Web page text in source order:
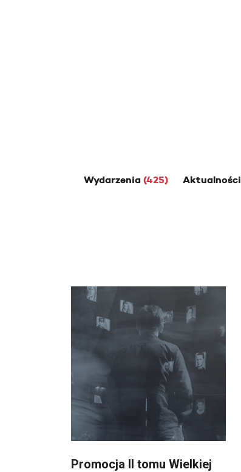
Wydarzenia (425) Aktualności
Promocja II tomu Wielkiej